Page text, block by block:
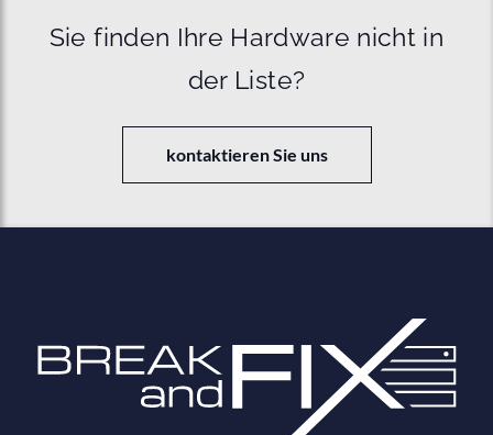
Sie finden Ihre Hardware nicht in
der Liste?
kontaktieren Sie uns